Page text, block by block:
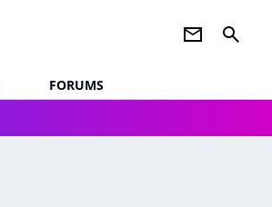
newsletter search
FORUMS